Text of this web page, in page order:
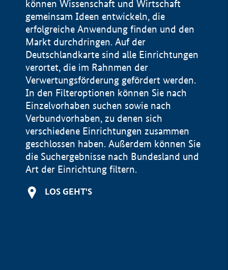
können Wissenschaft und Wirtschaft
gemeinsam Ideen entwickeln, die
erfolgreiche Anwendung finden und den
Markt durchdringen. Auf der
Deutschlandkarte sind alle Einrichtungen
verortet, die im Rahnmen der
Verwertungsförderung gefördert werden.
In den Filteroptionen können Sie nach
Einzelvorhaben suchen sowie nach
Verbundvorhaben, zu denen sich
verschiedene Einrichtungen zusammen
geschlossen haben. Außerdem können Sie
die Suchergebnisse nach Bundesland und
Art der Einrichtung filtern.
LOS GEHT'S